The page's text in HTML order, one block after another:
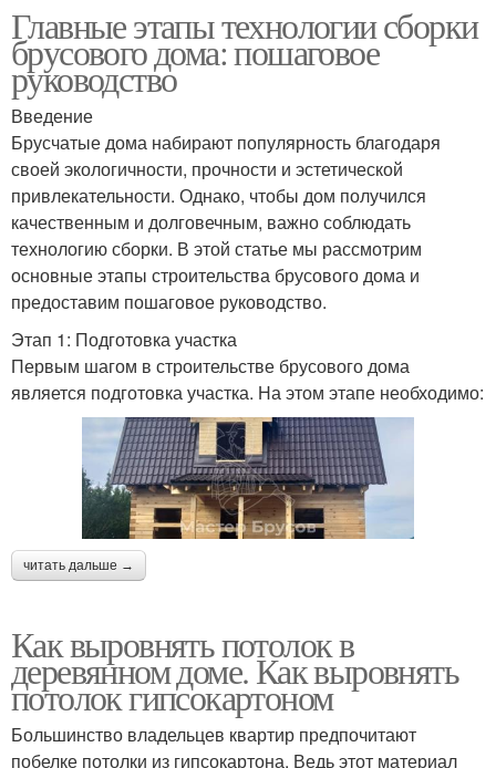
Главные этапы технологии сборки
брусового дома: пошаговое
руководство
Введение
Брусчатые дома набирают популярность благодаря
своей экологичности, прочности и эстетической
привлекательности. Однако, чтобы дом получился
качественным и долговечным, важно соблюдать
технологию сборки. В этой статье мы рассмотрим
основные этапы строительства брусового дома и
предоставим пошаговое руководство.
Этап 1: Подготовка участка
Первым шагом в строительстве брусового дома
является подготовка участка. На этом этапе необходимо:
читать дальше →
Как выровнять потолок в
деревянном доме. Как выровнять
потолок гипсокартоном
Большинство владельцев квартир предпочитают
побелке потолки из гипсокартона. Ведь этот материал